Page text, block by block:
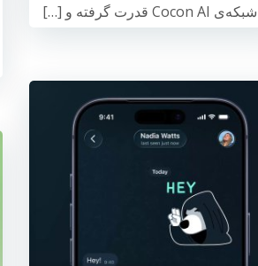
شبکه‌ی Cocon AI قدرت گرفته و […]